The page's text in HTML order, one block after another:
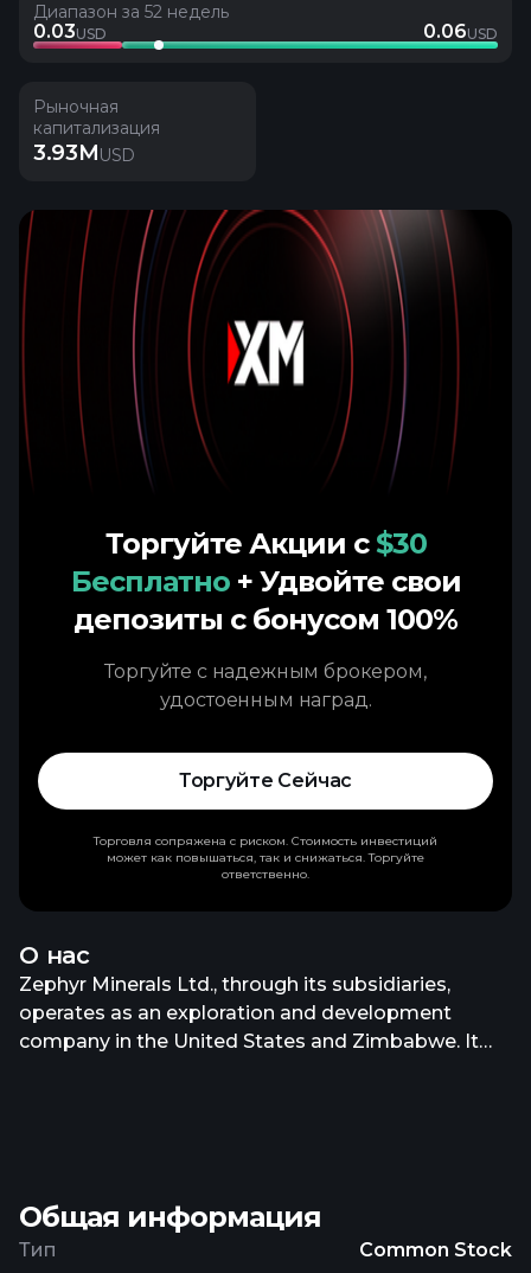
Диапазон за 52 недель
0.03USD 0.06USD
Рыночная
капитализация
3.93MUSD
О нас
Zephyr Minerals Ltd., through its subsidiaries,
operates as an exploration and development
company in the United States and Zimbabwe. It
placer claims covering approximately 1,249 acres
located in Fremont County, Colorado. Zephyr
Общая информация
Тип
Common Stock
Торгуйте Акции с $30
Бесплатно + Удвойте свои
депозиты с бонусом 100%
Торгуйте с надежным брокером,
удостоенным наград.
Торгуйте Сейчас
Торговля сопряжена с риском. Стоимость инвестиций
может как повышаться, так и снижаться. Торгуйте
ответственно.